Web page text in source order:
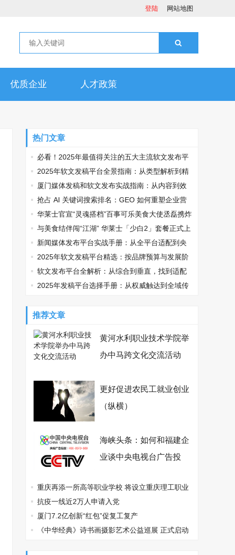
登陆 网站地图
优质企业 人才政策
热门文章
必看！2025年最值得关注的五大主流软文发布平
台排名
2025年软文发稿平台全景指南：从类型解析到精
准投放，解锁高效传播密码
厦门媒体发稿和软文发布实战指南：从内容到效
果的完美转化
抢占 AI 关键词搜索排名：GEO 如何重塑企业营
销新逻辑
华莱士官宣“灵魂搭档”百事可乐美食大使丞磊携炸
鸡可乐邀您观战
与美食结伴闯“江湖” 华莱士「少白2」套餐正式上
线新闻媒体发布平台实战手册：从全平台适配到央
媒传播的精准路径
2025年软文发稿平台精选：按品牌预算与发展阶
段适配指南
软文发布平台全解析：从综合到垂直，找到适配
你的传播利器
2025年发稿平台选择手册：从权威触达到全域传
推荐文章
黄河水利职业技术学院举
办中马跨文化交流活动
更好促进农民工就业创业
（纵横）
海峡头条：如何和福建企
业谈中央电视台广告投
重庆再添一所高等职业学校 将设立重庆理工职业
学院抗疫一线近2万人申请入党
厦门7.2亿创新“红包”促复工复产
《中华经典》诗书画摄影艺术公益巡展 正式启动